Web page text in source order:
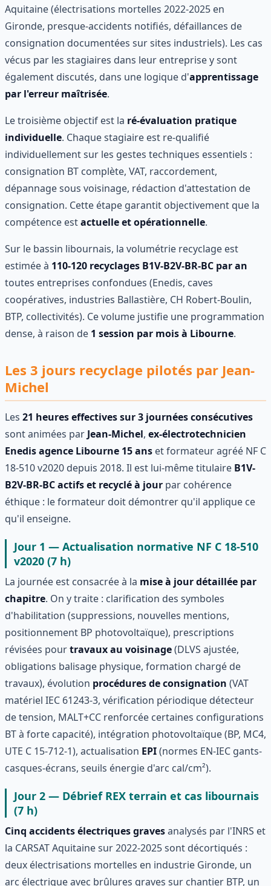
Aquitaine (électrisations mortelles 2022-2025 en
Gironde, presque-accidents notifiés, défaillances de
consignation documentées sur sites industriels). Les cas
vécus par les stagiaires dans leur entreprise y sont
également discutés, dans une logique d'apprentissage
par l'erreur maîtrisée.
Le troisième objectif est la ré-évaluation pratique
individuelle. Chaque stagiaire est re-qualifié
individuellement sur les gestes techniques essentiels :
consignation BT complète, VAT, raccordement,
dépannage sous voisinage, rédaction d'attestation de
consignation. Cette étape garantit objectivement que la
compétence estactuelle et opérationnelle.
Sur le bassin libournais, la volumétrie recyclage est
estimée à 110-120 recyclages B1V-B2V-BR-BC par an
toutes entreprises confondues (Enedis, caves
coopératives, industries Ballastière, CH Robert-Boulin,
BTP, collectivités). Ce volume justifie une programmation
dense, à raison de 1 session par mois à Libourne.
Les 3 jours recyclage pilotés par Jean-
Michel
Les 21 heures effectives sur 3 journées consécutives
sont animées par Jean-Michel, ex-électrotechnicien
Enedis agence Libourne 15 ans et formateur agréé NF C
18-510 v2020 depuis 2018. Il est lui-même titulaire B1V-
B2V-BR-BC actifs et recyclé à jour par cohérence
éthique : le formateur doit démontrer qu'il applique ce
qu'il enseigne.
Jour 1 — Actualisation normative NF C 18-510
v2020 (7 h)
La journée est consacrée à la mise à jour détaillée par
chapitre. On y traite : clarification des symboles
d'habilitation (suppressions, nouvelles mentions,
positionnement BP photovoltaïque), prescriptions
révisées pourtravaux au voisinage(DLVS ajustée,
obligations balisage physique, formation chargé de
travaux), évolution procédures de consignation (VAT
matériel IEC 61243-3, vérification périodique détecteur
de tension, MALT+CC renforcée certaines configurations
BT à forte capacité), intégration photovoltaïque (BP, MC4,
UTE C 15-712-1), actualisation EPI(normes EN-IEC gants-
casques-écrans, seuils énergie d'arc cal/cm²).
Jour 2 — Débrief REX terrain et cas libournais
(7 h)
Cinq accidents électriques gravesanalysés par l'INRS et
la CARSAT Aquitaine sur 2022-2025 sont décortiqués :
deux électrisations mortelles en industrie Gironde, un
arc électrique avec brûlures graves sur chantier BTP, un